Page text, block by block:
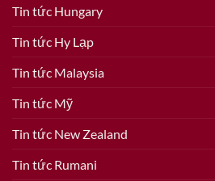
Tin tức Hungary
Tin tức Hy Lạp
Tin tức Malaysia
Tin tức Mỹ
Tin tức New Zealand
Tin tức Rumani